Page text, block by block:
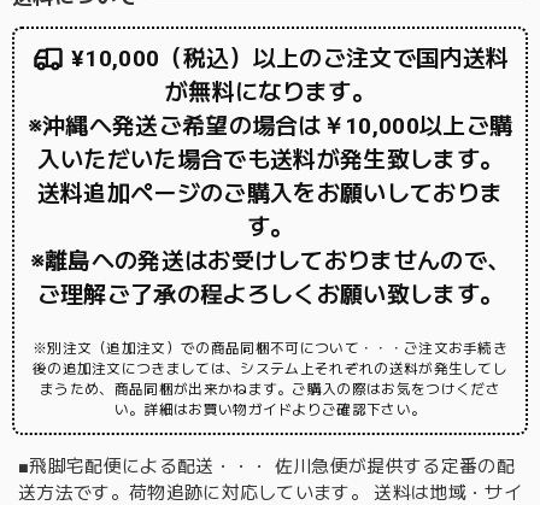
¥10,000（税込）以上のご注文で国内送料
が無料になります。
※沖縄へ発送ご希望の場合は￥10,000以上ご購
入いただいた場合でも送料が発生致します。
送料追加ページのご購入をお願いしておりま
す。
※離島への発送はお受けしておりませんので、
ご理解ご了承の程よろしくお願い致します。
※別注文（追加注文）での商品同梱不可について・・・ご注文お手続き
後の追加注文につきましては、システム上それぞれの送料が発生してし
まうため、商品同梱が出来かねます。ご購入の際はお気をつけくださ
い。詳細はお買い物ガイドよりご確認下さい。
■飛脚宅配便による配送・・・ 佐川急便が提供する定番の配
送方法です。荷物追跡に対応しています。 送料は地域・サイ